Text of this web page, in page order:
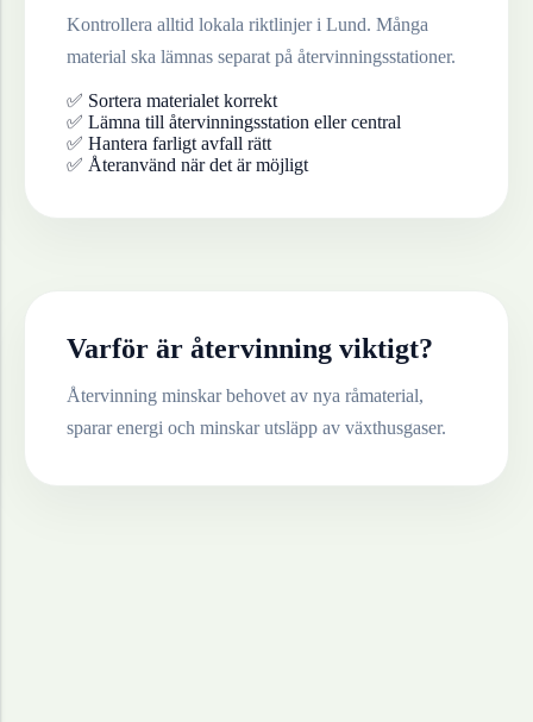
Kontrollera alltid lokala riktlinjer i Lund. Många
material ska lämnas separat på återvinningsstationer.
✅ Sortera materialet korrekt
✅ Lämna till återvinningsstation eller central
✅ Hantera farligt avfall rätt
✅ Återanvänd när det är möjligt
Varför är återvinning viktigt?
Återvinning minskar behovet av nya råmaterial,
sparar energi och minskar utsläpp av växthusgaser.